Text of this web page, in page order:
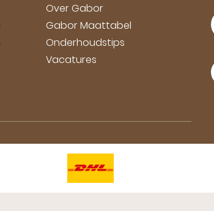
Over Gabor
Gabor Maattabel
Onderhoudstips
Vacatures